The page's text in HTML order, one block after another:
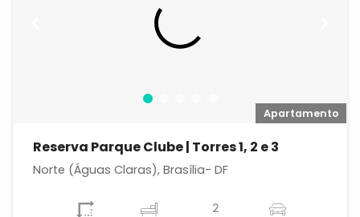
Apartamento
Reserva Parque Clube | Torres 1, 2 e 3
Norte (Águas Claras), Brasília- DF
2